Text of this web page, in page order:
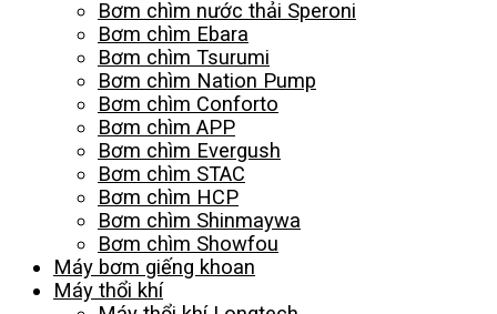
Bơm chìm nước thải Speroni
Bơm chìm Ebara
Bơm chìm Tsurumi
Bơm chìm Nation Pump
Bơm chìm Conforto
Bơm chìm APP
Bơm chìm Evergush
Bơm chìm STAC
Bơm chìm HCP
Bơm chìm Shinmaywa
Bơm chìm Showfou
Máy bơm giếng khoan
Máy thổi khí